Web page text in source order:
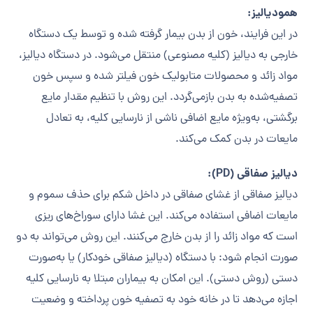
همودیالیز:
در این فرایند، خون از بدن بیمار گرفته شده و توسط یک دستگاه
خارجی به دیالیز (کلیه مصنوعی) منتقل می‌شود. در دستگاه دیالیز،
مواد زائد و محصولات متابولیک خون فیلتر شده و سپس خون
تصفیه‌شده به بدن بازمی‌گردد. این روش با تنظیم مقدار مایع
برگشتی، به‌ویژه مایع اضافی ناشی از نارسایی کلیه، به تعادل
مایعات در بدن کمک می‌کند.
دیالیز صفاقی (PD):
دیالیز صفاقی از غشای صفاقی در داخل شکم برای حذف سموم و
مایعات اضافی استفاده می‌کند. این غشا دارای سوراخ‌های ریزی
است که مواد زائد را از بدن خارج می‌کنند. این روش می‌تواند به دو
صورت انجام شود: با دستگاه (دیالیز صفاقی خودکار) یا به‌صورت
دستی (روش دستی). این امکان به بیماران مبتلا به نارسایی کلیه
اجازه می‌دهد تا در خانه خود به تصفیه خون پرداخته و وضعیت